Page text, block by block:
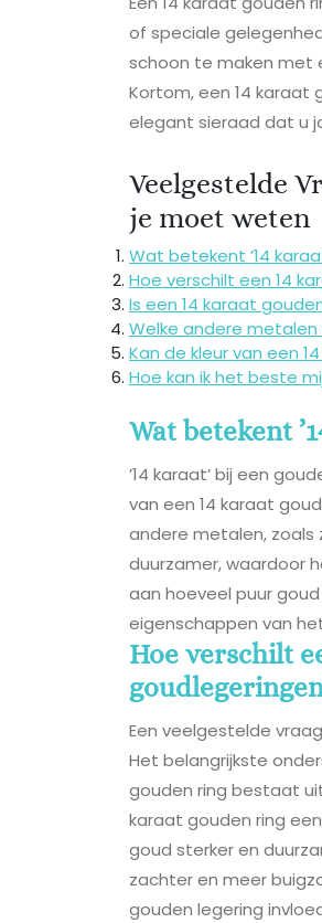
of speciale
schoon te maken met
Kortom, een 14 karaat
elegant sieraad dat u
Veelgestelde
je moet weten
Wat betekent ’14
Hoe verschilt een 14
Is een 14 karaat
Welke andere
Kan de kleur van een
Hoe kan ik het beste
Wat betekent
’14 karaat’ bij een
van een 14 karaat
andere metalen, zoals
duurzamer, waardoor
aan hoeveel puur
eigenschappen van
Hoe verschilt
Een veelgestelde
Het belangrijkste
gouden ring bestaat
karaat gouden ring
goud sterker en
zachter en meer
gouden legering